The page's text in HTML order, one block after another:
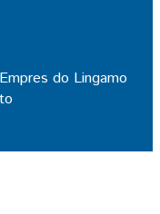
do Lingamo